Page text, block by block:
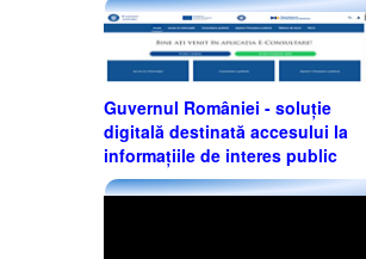
Guvernul României - soluție
digitală destinată accesului la
informațiile de interes public